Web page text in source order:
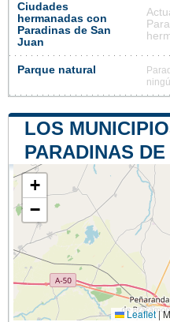
Ciudades
hermanadas con
Paradinas de San
Juan
Parque natural
LOS
PARADINAS
+
−
Leaflet |